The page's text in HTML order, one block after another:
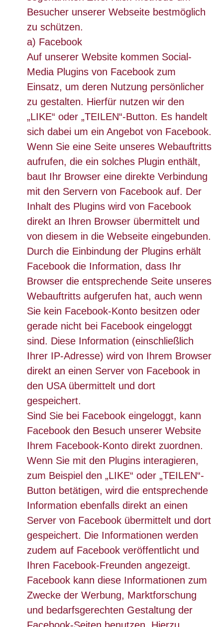
Besucher unserer Webseite bestmöglich
zu schützen.
a) Facebook
Auf unserer Website kommen Social-
Media Plugins von Facebook zum
Einsatz, um deren Nutzung persönlicher
zu gestalten. Hierfür nutzen wir den
„LIKE“ oder „TEILEN“-Button. Es handelt
sich dabei um ein Angebot von Facebook.
Wenn Sie eine Seite unseres Webauftritts
aufrufen, die ein solches Plugin enthält,
baut Ihr Browser eine direkte Verbindung
mit den Servern von Facebook auf. Der
Inhalt des Plugins wird von Facebook
direkt an Ihren Browser übermittelt und
von diesem in die Webseite eingebunden.
Durch die Einbindung der Plugins erhält
Facebook die Information, dass Ihr
Browser die entsprechende Seite unseres
Webauftritts aufgerufen hat, auch wenn
Sie kein Facebook-Konto besitzen oder
gerade nicht bei Facebook eingeloggt
sind. Diese Information (einschließlich
Ihrer IP-Adresse) wird von Ihrem Browser
direkt an einen Server von Facebook in
den USA übermittelt und dort
gespeichert.
Sind Sie bei Facebook eingeloggt, kann
Facebook den Besuch unserer Website
Ihrem Facebook-Konto direkt zuordnen.
Wenn Sie mit den Plugins interagieren,
zum Beispiel den „LIKE“ oder „TEILEN“-
Button betätigen, wird die entsprechende
Information ebenfalls direkt an einen
Server von Facebook übermittelt und dort
gespeichert. Die Informationen werden
zudem auf Facebook veröffentlicht und
Ihren Facebook-Freunden angezeigt.
Facebook kann diese Informationen zum
Zwecke der Werbung, Marktforschung
und bedarfsgerechten Gestaltung der